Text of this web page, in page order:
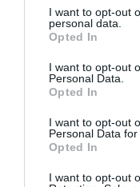
I want to opt-out
personal data.
Opted In
I want to opt-out
Personal Data.
Opted In
I want to opt-out
Personal Data for
Opted In
I want to opt-out
Marcelo Gullo:
historia, de
desmontar la
cristiano"
por Hispanidad
Artículos anteriores